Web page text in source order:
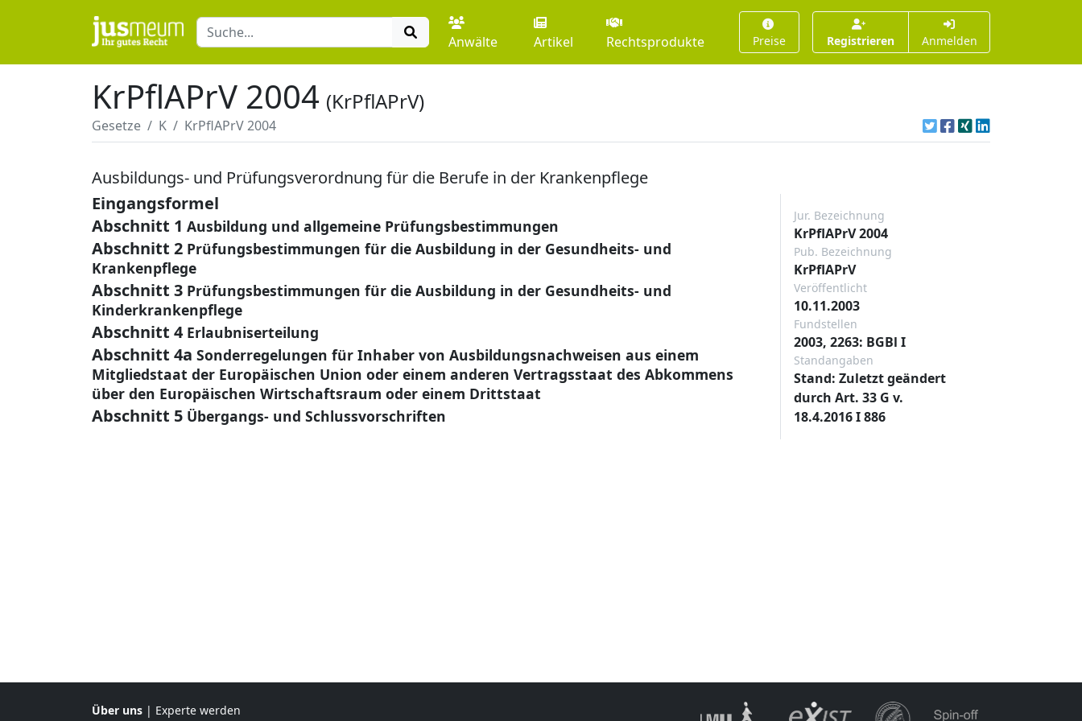
Anwälte Artikel Rechtsprodukte Preise Registrieren Anmelden
KrPflAPrV 2004 (KrPflAPrV)
Gesetze K KrPflAPrV 2004
Ausbildungs- und Prüfungsverordnung für die Berufe in der Krankenpflege
Eingangsformel
Abschnitt 1 Ausbildung und allgemeine Prüfungsbestimmungen
Abschnitt 2 Prüfungsbestimmungen für die Ausbildung in der Gesundheits- und
Krankenpflege
Abschnitt 3 Prüfungsbestimmungen für die Ausbildung in der Gesundheits- und
Kinderkrankenpflege
Abschnitt 4 Erlaubniserteilung
Abschnitt 4a Sonderregelungen für Inhaber von Ausbildungsnachweisen aus einem
Mitgliedstaat der Europäischen Union oder einem anderen Vertragsstaat des Abkommens
über den Europäischen Wirtschaftsraum oder einem Drittstaat
Abschnitt 5 Übergangs- und Schlussvorschriften
Jur. Bezeichnung
KrPflAPrV 2004
Pub. Bezeichnung
KrPflAPrV
Veröffentlicht
10.11.2003
Fundstellen
2003, 2263: BGBl I
Standangaben
Stand: Zuletzt geändert
durch Art. 33 G v.
18.4.2016 I 886
Über uns | Experte werden